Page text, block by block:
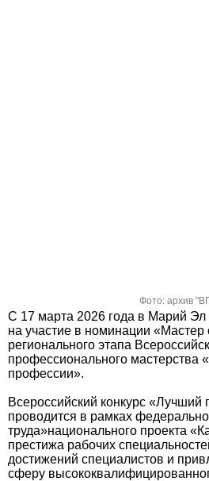
Фото: архив
С 17 марта 2026 года в Марий Эл
на участие в номинации «Мастер
регионального этапа
профессионального мастерства
профессии».
Всероссийский конкурс «Лучший
проводится в рамках
труда»национального проекта
престижа рабочих
достижений специалистов и
сферу